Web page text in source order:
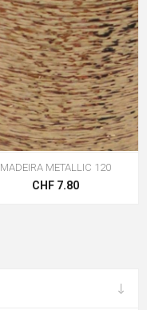
MADEIRA METALLIC 120
CHF 7.80